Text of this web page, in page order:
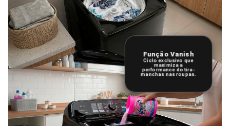
Função Vanish
Ciclo exclusivo que
maximiza a
performance do tira-
manchas nas roupas.